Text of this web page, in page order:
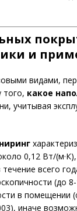
и
видами,
того, какое
учитывая
0,12 Вт/
всего
(до
в помещении
иначе